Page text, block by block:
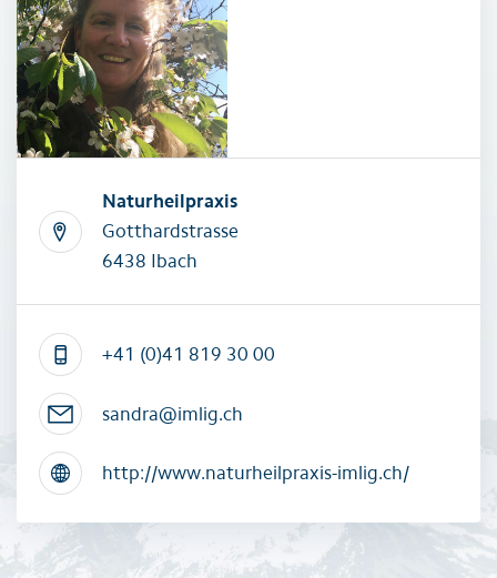
Naturheilpraxis
Gotthardstrasse
6438 Ibach
+41 (0)41 819 30 00
sandra@imlig.ch
http://www.naturheilpraxis-imlig.ch/